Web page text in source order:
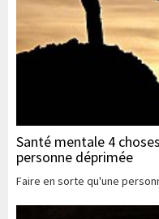
Santé mentale 4
personne déprimée
Faire en sorte qu'une